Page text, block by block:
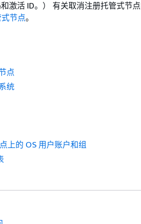
激活 ID。） 有关取消注册托管式节点
节点。
点
统
上的 OS 用户账户和组